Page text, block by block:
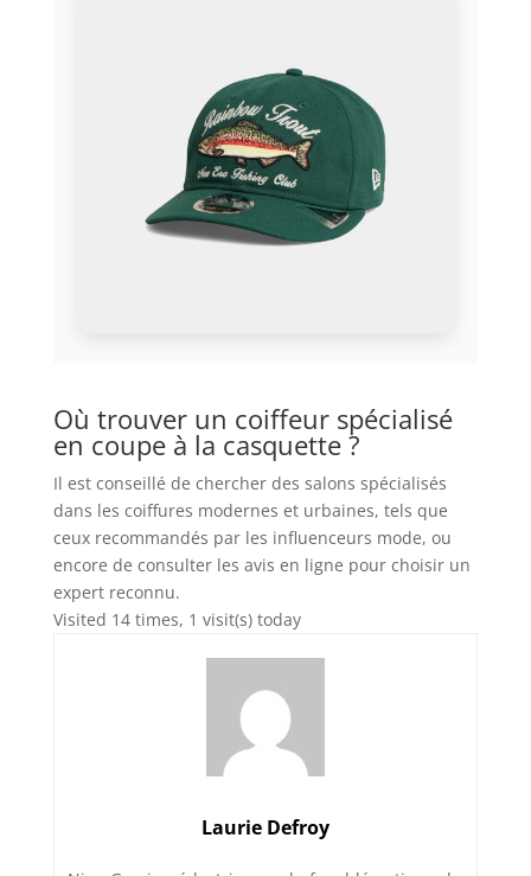
Où trouver un coiffeur spécialisé
en coupe à la casquette ?
Il est conseillé de chercher des salons spécialisés
dans les coiffures modernes et urbaines, tels que
ceux recommandés par les influenceurs mode, ou
encore de consulter les avis en ligne pour choisir un
expert reconnu.
Visited 14 times, 1 visit(s) today
Laurie Defroy